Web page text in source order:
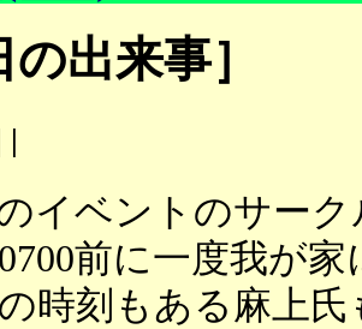
の出来事］
|
イベントのサーク
前に一度我が家
時刻もある麻上氏